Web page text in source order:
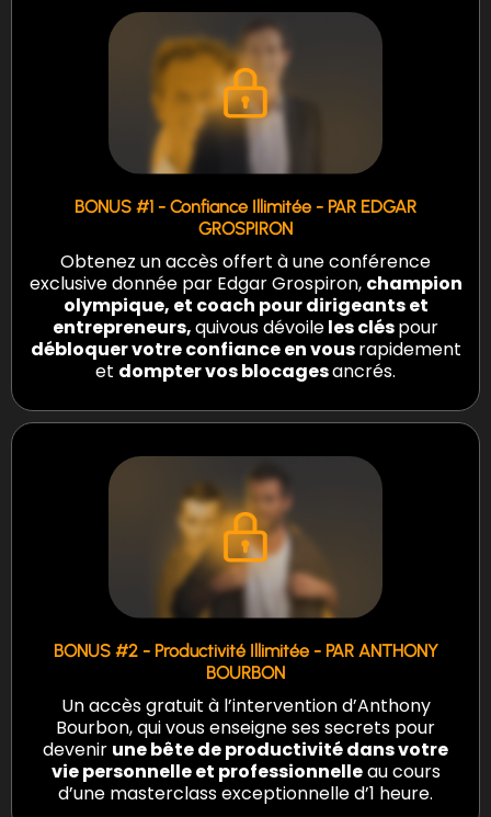
BONUS #1 - Confiance Illimitée - PAR EDGAR
GROSPIRON
Obtenez un accès offert à une conférence
exclusive donnée par Edgar Grospiron, champion
olympique, et coach pour dirigeants et
entrepreneurs,quivous dévoileles cléspour
débloquer votre confiance en vousrapidement
et dompter vos blocagesancrés.
BONUS #2 - Productivité Illimitée - PAR ANTHONY
BOURBON
Un accès gratuit à l’intervention d’Anthony
Bourbon, qui vous enseigne ses secrets pour
devenir une bête de productivité dans votre
vie personnelle et professionnelleau cours
d’une masterclass exceptionnelle d’1 heure.